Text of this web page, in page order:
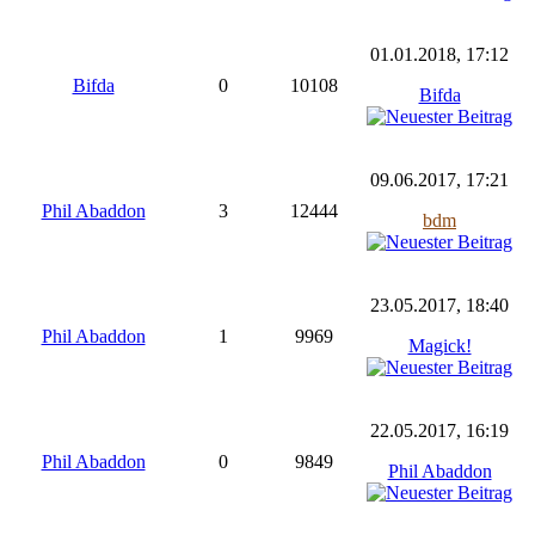
Bifda 0 10108
01.01.2018, 17:12
Bifda
Phil Abaddon 3 12444
09.06.2017, 17:21
bdm
Phil Abaddon 1 9969
23.05.2017, 18:40
Magick!
Phil Abaddon 0 9849
22.05.2017, 16:19
Phil Abaddon